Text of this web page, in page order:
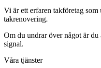
Vi är ett erfaren takföretag
takrenovering.
Om du undrar över något är
signal.
Våra tjänster